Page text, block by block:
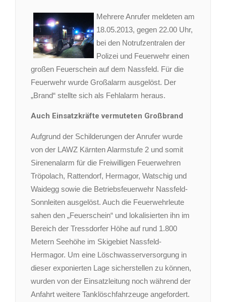
Mehrere Anrufer meldeten am
18.05.2013, gegen 22.00 Uhr,
bei den Notrufzentralen der
Polizei und Feuerwehr einen
großen Feuerschein auf dem Nassfeld. Für die
Feuerwehr wurde Großalarm ausgelöst. Der
„Brand“ stellte sich als Fehlalarm heraus.
Auch Einsatzkräfte vermuteten Großbrand
Aufgrund der Schilderungen der Anrufer wurde
von der LAWZ Kärnten Alarmstufe 2 und somit
Sirenenalarm für die Freiwilligen Feuerwehren
Tröpolach, Rattendorf, Hermagor, Watschig und
Waidegg sowie die Betriebsfeuerwehr Nassfeld-
Sonnleiten ausgelöst. Auch die Feuerwehrleute
sahen den „Feuerschein“ und lokalisierten ihn im
Bereich der Tressdorfer Höhe auf rund 1.800
Metern Seehöhe im Skigebiet Nassfeld-
Hermagor. Um eine Löschwasserversorgung in
dieser exponierten Lage sicherstellen zu können,
wurden von der Einsatzleitung noch während der
Anfahrt weitere Tanklöschfahrzeuge angefordert.